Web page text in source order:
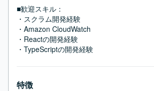
■歓迎スキル：
・スクラム開発経験
・Amazon CloudWatch
・Reactの開発経験
・TypeScriptの開発経験
特徴